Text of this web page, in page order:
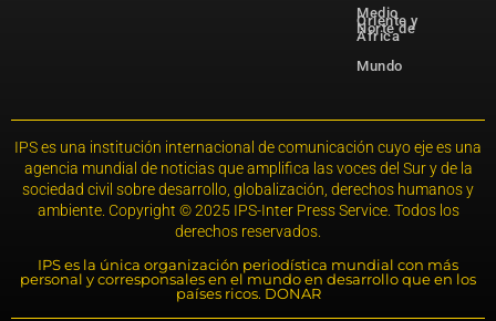
Medio
Oriente y
Norte de
África
Mundo
IPS es una institución internacional de comunicación cuyo eje es una
agencia mundial de noticias que amplifica las voces del Sur y de la
sociedad civil sobre desarrollo, globalización, derechos humanos y
ambiente. Copyright © 2025 IPS-Inter Press Service. Todos los
derechos reservados.
IPS es la única organización periodística mundial con más
personal y corresponsales en el mundo en desarrollo que en los
países ricos. DONAR